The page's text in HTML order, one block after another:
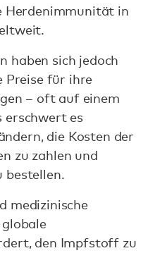
Herdenimmunität in
haben sich jedoch
Preise für ihre
– oft auf einem
erschwert es
die Kosten der
zu zahlen und
bestellen.
medizinische
den Impfstoff zu